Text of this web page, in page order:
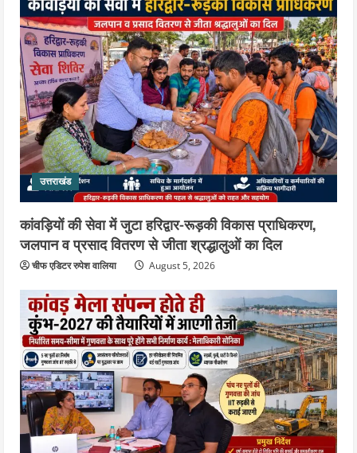
उत्तराखंड
कांवड़ियों की सेवा में जुटा हरिद्वार-रूड़की विकास प्राधिकरण,
जलपान व प्रसाद वितरण से जीता श्रद्धालुओं का दिल
चीफ एडिटर रुपेश वालिया August 5, 2026